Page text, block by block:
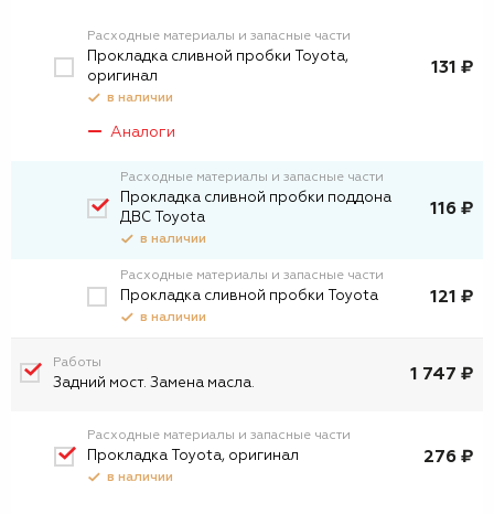
Расходные материалы и запасные части
Прокладка сливной пробки Toyota,
оригинал
в наличии
131 ₽
Аналоги
Расходные материалы и запасные части
Прокладка сливной пробки поддона
ДВС Toyota
в наличии
116 ₽
Расходные материалы и запасные части
Прокладка сливной пробки Toyota
в наличии
121 ₽
Работы
Задний мост. Замена масла. 1 747 ₽
Расходные материалы и запасные части
Прокладка Toyota, оригинал
в наличии
276 ₽